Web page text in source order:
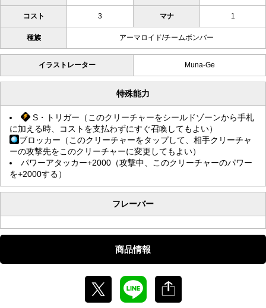
コスト 3 マナ 1
種族 アーマロイド/チームボンバー
イラストレーター Muna-Ge
特殊能力
S・トリガー（このクリーチャーをシールドゾーンから手札
に加える時、コストを支払わずにすぐ召喚してもよい）
ブロッカー（このクリーチャーをタップして、相手クリーチャ
ーの攻撃先をこのクリーチャーに変更してもよい）
パワーアタッカー+2000（攻撃中、このクリーチャーのパワー
を+2000する）
フレーバー
商品情報